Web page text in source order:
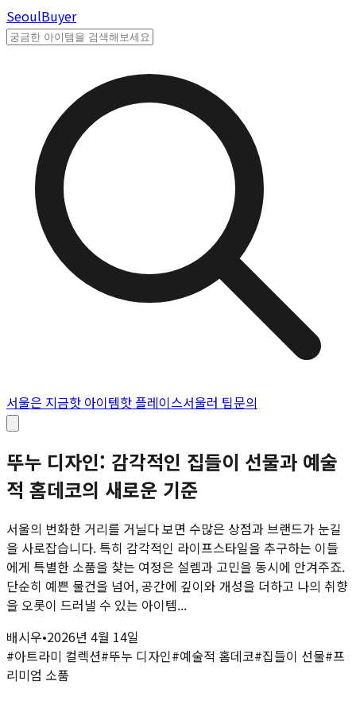
SeoulBuyer
서울은 지금핫 아이템핫 플레이스서울러 팁문의
뚜누 디자인: 감각적인 집들이 선물과 예술
적 홈데코의 새로운 기준
서울의 번화한 거리를 거닐다 보면 수많은 상점과 브랜드가 눈길
을 사로잡습니다. 특히 감각적인 라이프스타일을 추구하는 이들
에게 특별한 소품을 찾는 여정은 설렘과 고민을 동시에 안겨주죠.
단순히 예쁜 물건을 넘어, 공간에 깊이와 개성을 더하고 나의 취향
을 오롯이 드러낼 수 있는 아이템...
배시우•2026년 4월 14일
#아트라미 컬렉션#뚜누 디자인#예술적 홈데코#집들이 선물#프
리미엄 소품